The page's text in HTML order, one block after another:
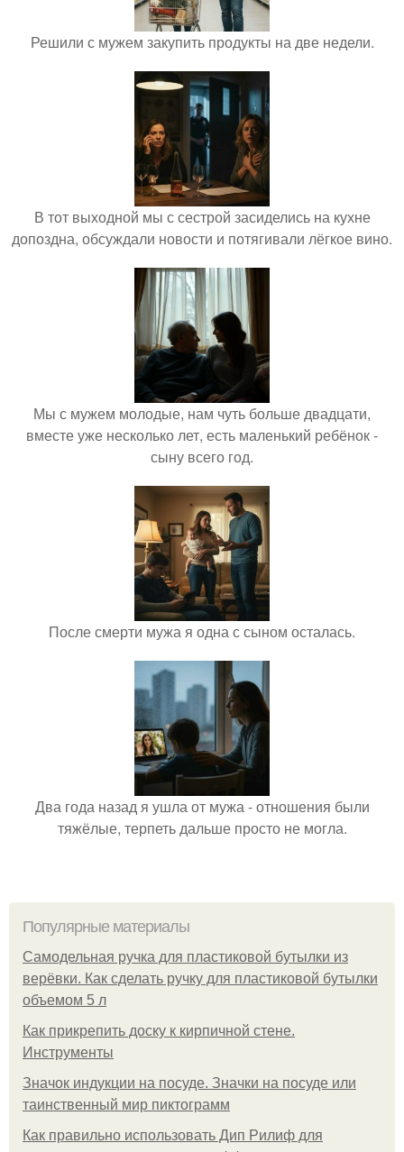
Решили с мужем закупить продукты на две недели.
В тот выходной мы с сестрой засиделись на кухне
допоздна, обсуждали новости и потягивали лёгкое вино.
Мы с мужем молодые, нам чуть больше двадцати,
вместе уже несколько лет, есть маленький ребёнок -
сыну всего год.
После смерти мужа я одна с сыном осталась.
Два года назад я ушла от мужа - отношения были
тяжёлые, терпеть дальше просто не могла.
Популярные материалы
Самодельная ручка для пластиковой бутылки из
верёвки. Как сделать ручку для пластиковой бутылки
объемом 5 л
Как прикрепить доску к кирпичной стене.
Инструменты
Значок индукции на посуде. Значки на посуде или
таинственный мир пиктограмм
Как правильно использовать Дип Рилиф для